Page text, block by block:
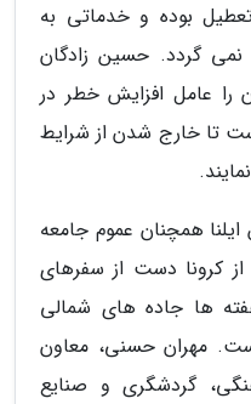
تعطیل بوده و خدماتی به
نمی گردد. حسین زادگان
را عامل افزایش خطر در
تا خارج شدن از شرایط
همچنان عموم جامعه
کرونا دست از سفرهای
ها جاده های شمالی
مهران حسنی، معاون
گردشگری و صنایع